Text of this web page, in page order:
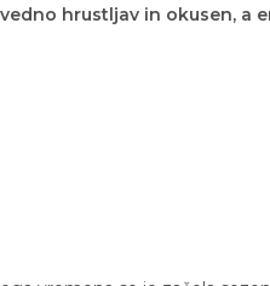
hrustljav in okusen,